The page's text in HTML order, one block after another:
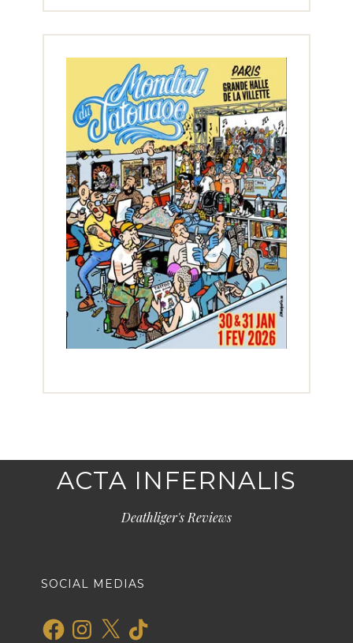
ACTA INFERNALIS
Deathliger's Reviews
SOCIAL MEDIAS
FacebookInstagram
X TikTok